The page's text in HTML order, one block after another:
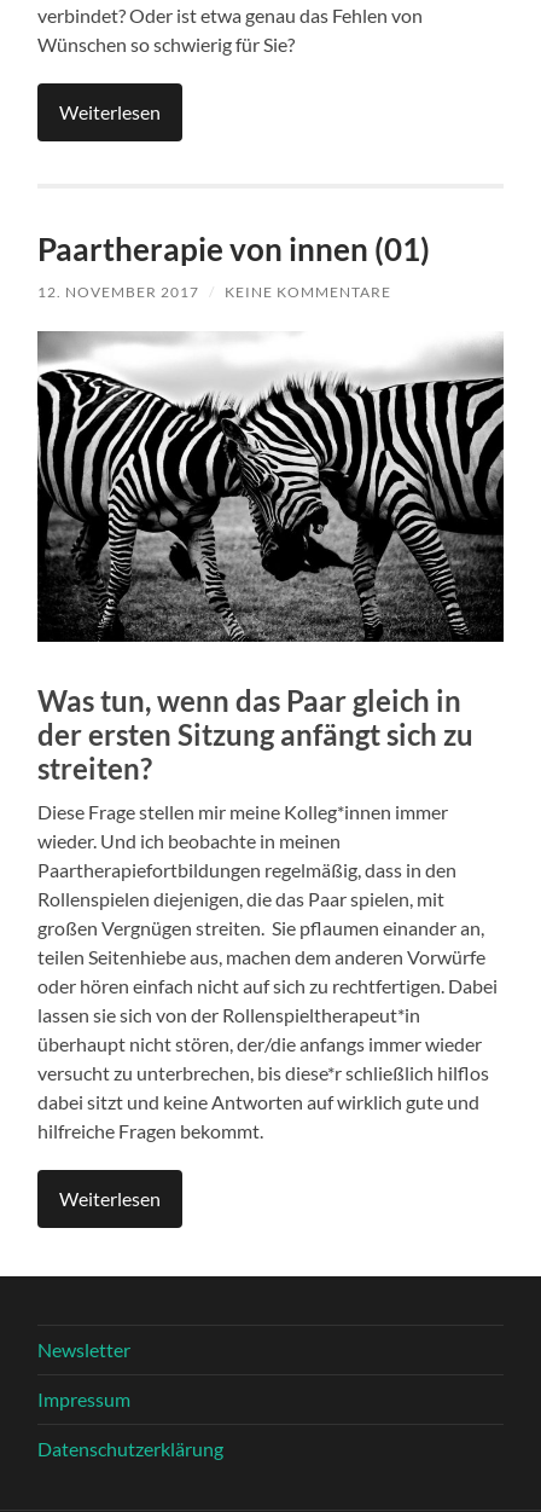
verbindet? Oder ist etwa genau das Fehlen von
Wünschen so schwierig für Sie?
Weiterlesen
Paartherapie von innen (01)
12. NOVEMBER 2017 / KEINE KOMMENTARE
Was tun, wenn das Paar gleich in
der ersten Sitzung anfängt sich zu
streiten?
Diese Frage stellen mir meine Kolleg*innen immer
wieder. Und ich beobachte in meinen
Paartherapiefortbildungen regelmäßig, dass in den
Rollenspielen diejenigen, die das Paar spielen, mit
großen Vergnügen streiten. Sie pflaumen einander an,
teilen Seitenhiebe aus, machen dem anderen Vorwürfe
oder hören einfach nicht auf sich zu rechtfertigen. Dabei
lassen sie sich von der Rollenspieltherapeut*in
überhaupt nicht stören, der/die anfangs immer wieder
versucht zu unterbrechen, bis diese*r schließlich hilflos
dabei sitzt und keine Antworten auf wirklich gute und
hilfreiche Fragen bekommt.
Weiterlesen
Newsletter
Impressum
Datenschutzerklärung